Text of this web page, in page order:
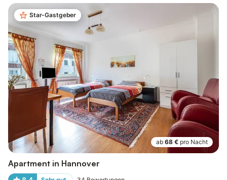
Star-Gastgeber
ab 68 € pro Nacht
Apartment in Hannover